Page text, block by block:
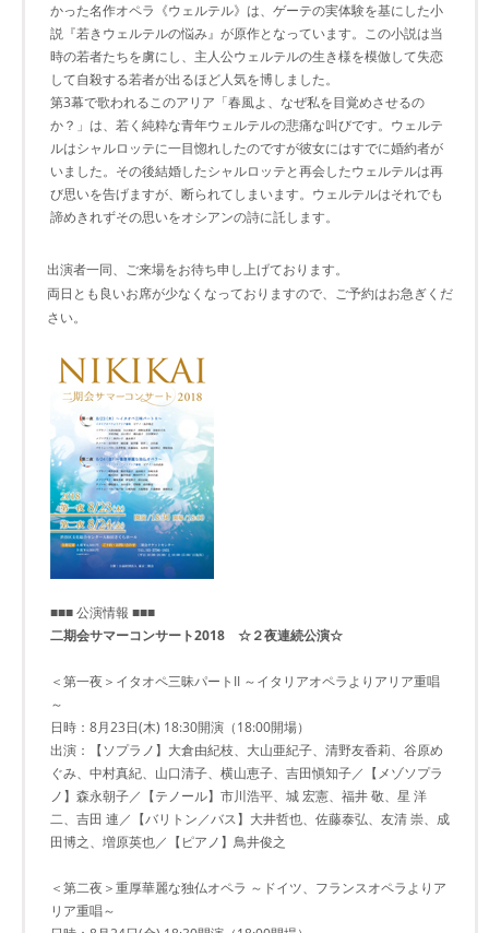
かった名作オペラ《ウェルテル》は、ゲーテの実体験を基にした小
説『若きウェルテルの悩み』が原作となっています。この小説は当
時の若者たちを虜にし、主人公ウェルテルの生き様を模倣して失恋
して自殺する若者が出るほど人気を博しました。
第3幕で歌われるこのアリア「春風よ、なぜ私を目覚めさせるの
か？」は、若く純粋な青年ウェルテルの悲痛な叫びです。ウェルテ
ルはシャルロッテに一目惚れしたのですが彼女にはすでに婚約者が
いました。その後結婚したシャルロッテと再会したウェルテルは再
び思いを告げますが、断られてしまいます。ウェルテルはそれでも
諦めきれずその思いをオシアンの詩に託します。
出演者一同、ご来場をお待ち申し上げております。
両日とも良いお席が少なくなっておりますので、ご予約はお急ぎくだ
さい。
■■■ 公演情報 ■■■
二期会サマーコンサート2018 ☆２夜連続公演☆
＜第一夜＞イタオペ三昧パートII ～イタリアオペラよりアリア重唱
～
日時：8月23日(木) 18:30開演（18:00開場）
出演：【ソプラノ】大倉由紀枝、大山亜紀子、清野友香莉、谷原め
ぐみ、中村真紀、山口清子、横山恵子、吉田愼知子／【メゾソプラ
ノ】森永朝子／【テノール】市川浩平、城 宏憲、福井 敬、星 洋
二、吉田 連／【バリトン／バス】大井哲也、佐藤泰弘、友清 崇、成
田博之、増原英也／【ピアノ】鳥井俊之
＜第二夜＞重厚華麗な独仏オペラ ～ドイツ、フランスオペラよりア
リア重唱～